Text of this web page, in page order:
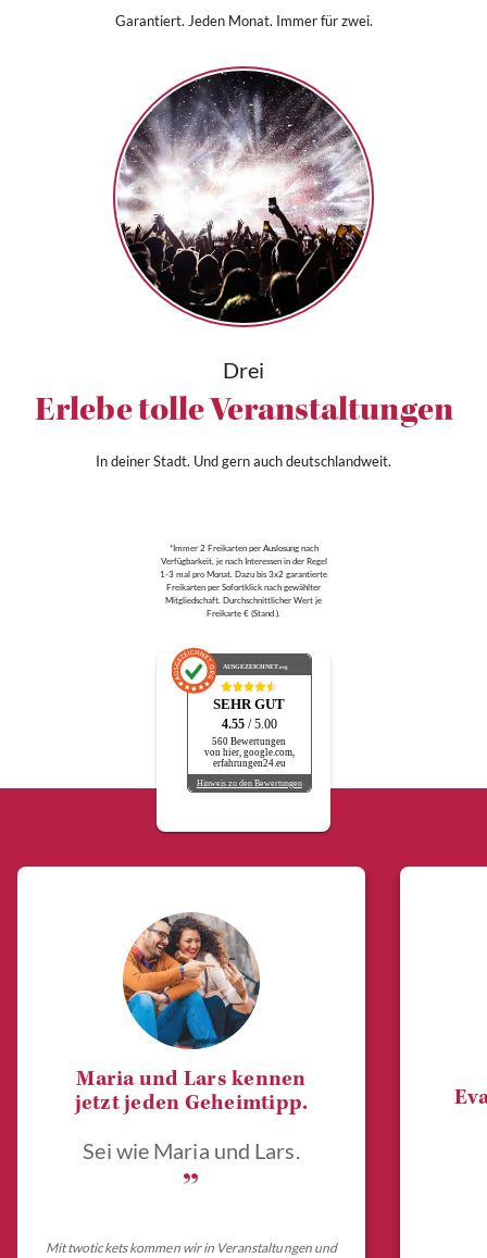
Garantiert. Jeden Monat. Immer für zwei.
Drei
Erlebe tolle Veranstaltungen
In deiner Stadt. Und gern auch deutschlandweit.
*Immer 2 Freikarten per Auslosung nach
Verfügbarkeit, je nach Interessen in der Regel
1-3 mal pro Monat. Dazu bis 3x2 garantierte
Freikarten per Sofortklick nach gewählter
Mitgliedschaft. Durchschnittlicher Wert je
Freikarte € (Stand ).
AUSGEZEICHNET.org
SEHR GUT
4.55 / 5.00
560 Bewertungen
von hier, google.com,
erfahrungen24.eu
Hinweis zu den Bewertungen
Maria und Lars kennen
jetzt jeden Geheimtipp.
Sei wie Maria und Lars.
„
Mit twotickets kommen wir in Veranstaltungen und